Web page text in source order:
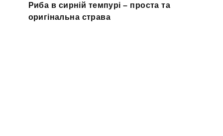
Риба в сирній темпурі – проста та
оригінальна страва